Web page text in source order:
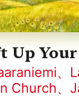
Up Your
、
Church、